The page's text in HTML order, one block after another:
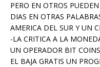
PERO EN OTROS
DIAS EN OTRAS
AMERICA DEL SUR Y UN
-LA CRITICA A LA
UN OPERADOR BIT
EL BAJA GRATIS UN